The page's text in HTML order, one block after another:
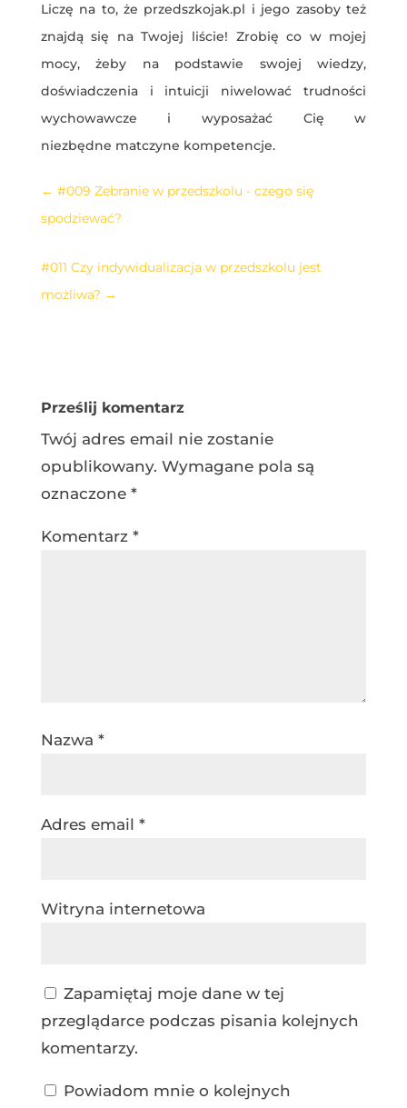
Liczę na to, że przedszkojak.pl i jego zasoby też
znajdą się na Twojej liście! Zrobię co w mojej
mocy, żeby na podstawie swojej wiedzy,
doświadczenia i intuicji niwelować trudności
wychowawcze i wyposażać Cię w
niezbędne matczyne kompetencje.
← #009 Zebranie w przedszkolu - czego się
spodziewać?
#011 Czy indywidualizacja w przedszkolu jest
możliwa? →
Prześlij komentarz
Twój adres email nie zostanie
opublikowany. Wymagane pola są
oznaczone *
Komentarz *
Nazwa *
Adres email *
Witryna internetowa
Zapamiętaj moje dane w tej
przeglądarce podczas pisania kolejnych
komentarzy.
Powiadom mnie o kolejnych